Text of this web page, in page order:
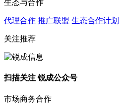
生态与合作
代理合作 推广联盟 生态合作计划
关注推荐
扫描关注 锐成公众号
市场商务合作